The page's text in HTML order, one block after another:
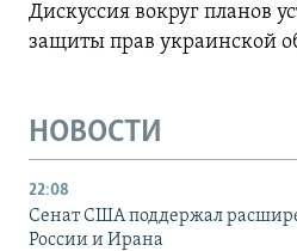
Дискуссия вокруг планов
защиты прав украинской
НОВОСТИ
22:08
Сенат США поддержал
России и Ирана